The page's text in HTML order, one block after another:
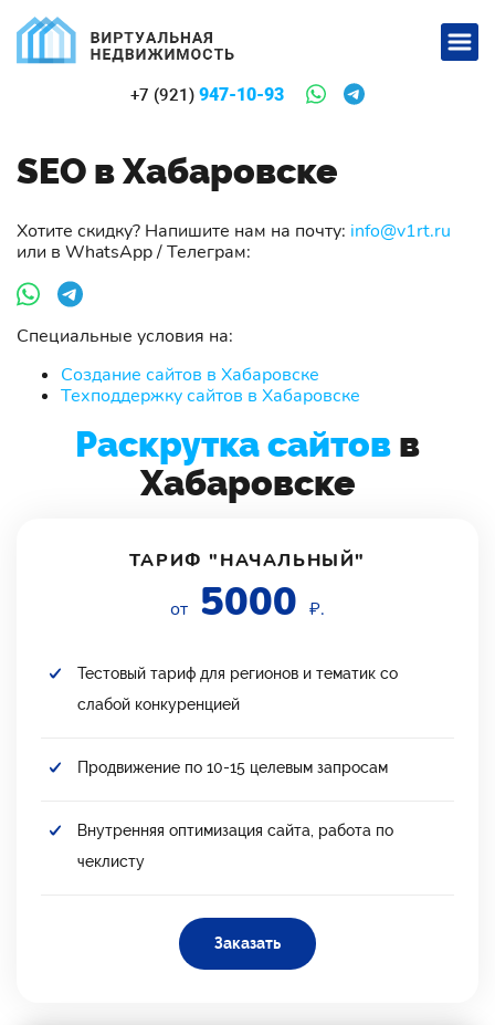
+7 (921) 947-10-93
SEO в Хабаровске
Хотите скидку? Напишите нам на почту: info@v1rt.ru
или в WhatsApp / Телеграм:
Специальные условия на:
Создание сайтов в Хабаровске
Техподдержку сайтов в Хабаровске
Раскрутка сайтов в
Хабаровске
ТАРИФ "НАЧАЛЬНЫЙ"
от 5000 ₽.
Тестовый тариф для регионов и тематик со
слабой конкуренцией
Продвижение по 10-15 целевым запросам
Внутренняя оптимизация сайта, работа по
чеклисту
Заказать